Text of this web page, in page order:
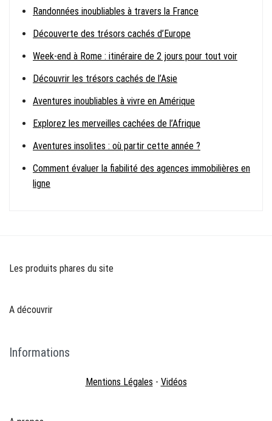
Randonnées inoubliables à travers la France
Découverte des trésors cachés d’Europe
Week-end à Rome : itinéraire de 2 jours pour tout voir
Découvrir les trésors cachés de l’Asie
Aventures inoubliables à vivre en Amérique
Explorez les merveilles cachées de l’Afrique
Aventures insolites : où partir cette année ?
Comment évaluer la fiabilité des agences immobilières en
ligne
Les produits phares du site
A découvrir
Informations
Mentions Légales - Vidéos